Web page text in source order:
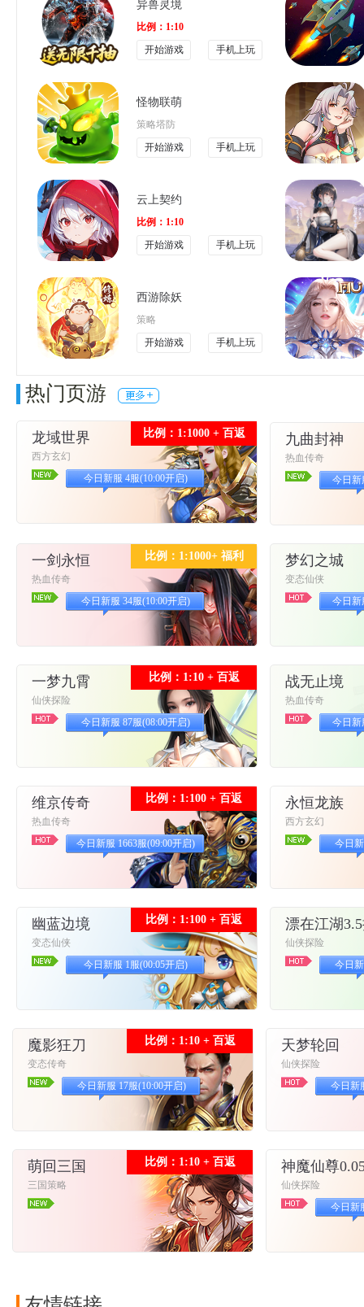
异兽灵境
比例：1:10
开始游戏
手机上玩
怪物联萌
策略塔防
开始游戏
手机上玩
云上契约
比例：1:10
开始游戏
手机上玩
西游除妖
策略
开始游戏
手机上玩
热门页游
比例：1:1000 + 百返
龙域世界
西方玄幻
今日新服 4服(10:00开启)
九曲封神
热血传奇
今日新
比例：1:1000+ 福利
一剑永恒
热血传奇
今日新服 34服(10:00开启)
梦幻之城
变态仙侠
今日新
比例：1:10 + 百返
一梦九霄
仙侠探险
今日新服 87服(08:00开启)
战无止境
热血传奇
今日新
比例：1:100 + 百返
维京传奇
热血传奇
今日新服 1663服(09:00开启)
永恒龙族
西方玄幻
今日
比例：1:100 + 百返
幽蓝边境
变态仙侠
今日新服 1服(00:05开启)
漂在江湖
仙侠探险
今日
比例：1:10 + 百返
魔影狂刀
变态传奇
今日新服 17服(10:00开启)
天梦轮回
仙侠探险
今日新
比例：1:10 + 百返
萌回三国
三国策略
神魔仙尊
仙侠探险
今日新